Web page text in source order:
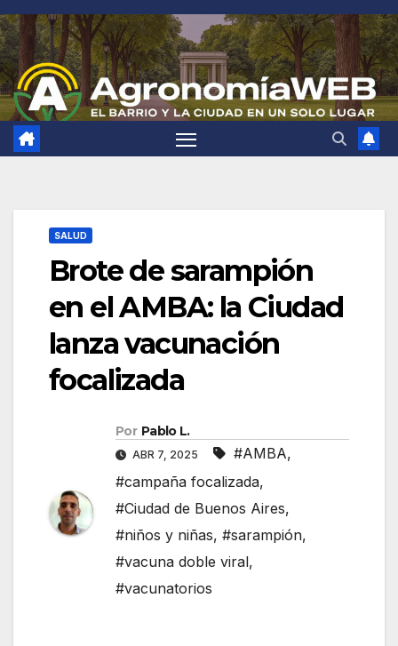
Saltar
al
contenido
SALUD
Brote de sarampión
en el AMBA: la Ciudad
lanza vacunación
focalizada
Por Pablo L.
ABR 7, 2025 #AMBA,
#campaña focalizada,
#Ciudad de Buenos Aires,
#niños y niñas, #sarampión,
#vacuna doble viral,
#vacunatorios